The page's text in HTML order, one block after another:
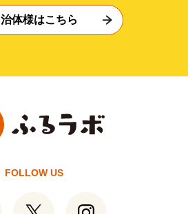
体様はこちら
FOLLOW US